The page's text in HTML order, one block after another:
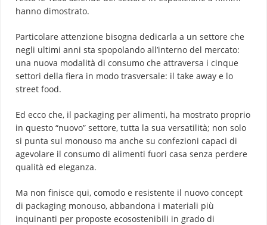
hanno dimostrato.
Particolare attenzione bisogna dedicarla a un settore che
negli ultimi anni sta spopolando all’interno del mercato:
una nuova modalità di consumo che attraversa i cinque
settori della fiera in modo trasversale: il take away e lo
street food.
Ed ecco che, il packaging per alimenti, ha mostrato proprio
in questo “nuovo” settore, tutta la sua versatilità; non solo
si punta sul monouso ma anche su confezioni capaci di
agevolare il consumo di alimenti fuori casa senza perdere
qualità ed eleganza.
Ma non finisce qui, comodo e resistente il nuovo concept
di packaging monouso, abbandona i materiali più
inquinanti per proposte ecosostenibili in grado di